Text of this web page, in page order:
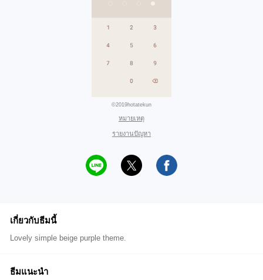
©2019hotatekun
หมายเหตุ
รายงานปัญหา
เกี่ยวกับธีมนี้
Lovely simple beige purple theme.
ธีมแนะนำ